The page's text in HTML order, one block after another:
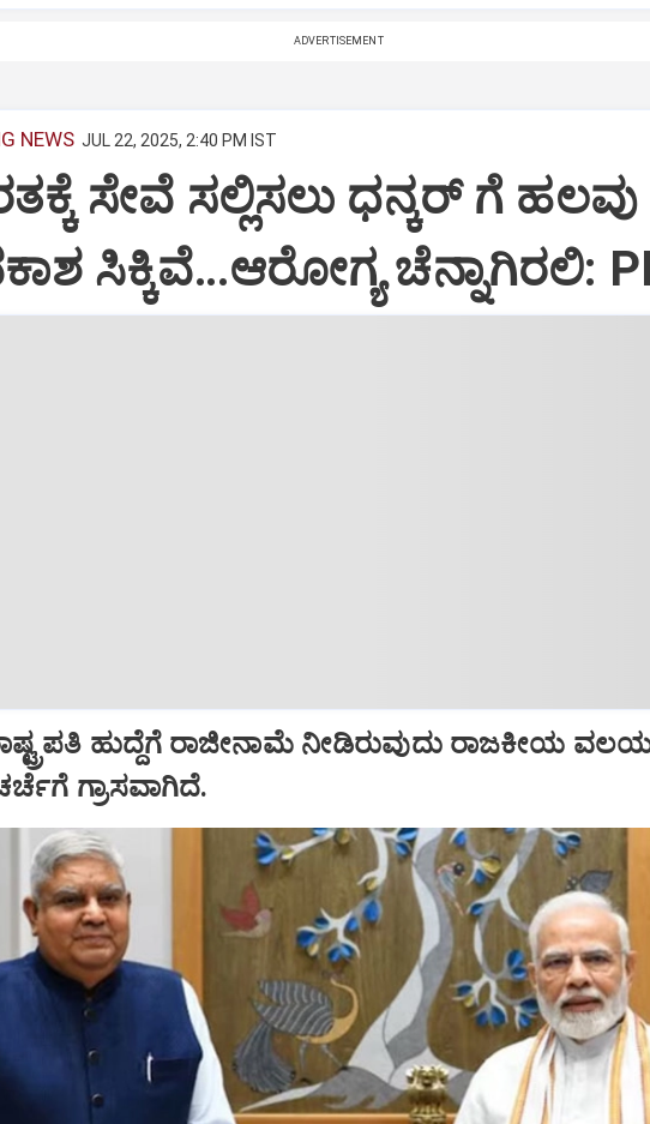
ADVERTISEMENT
NEWS JUL 22, 2025, 2:40 PM IST
ಸೇವೆ ಸಲ್ಲಿಸಲು ಧನ್ಕರ್‌ ಗೆ ಹಲವು
ಸಿಕ್ಕಿವೆ…ಆರೋಗ್ಯ ಚೆನ್ನಾಗಿರಲಿ:
ಹುದ್ದೆಗೆ ರಾಜೀನಾಮೆ ನೀಡಿರುವುದು ರಾಜಕೀಯ
ಗ್ರಾಸವಾಗಿದೆ.